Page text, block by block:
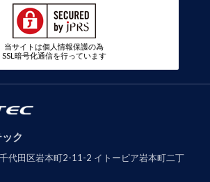
当サイトは個人情報保護の為
SSL暗号化通信を行っています
ク
代田区岩本町2-11-2 イトーピア岩本町二丁